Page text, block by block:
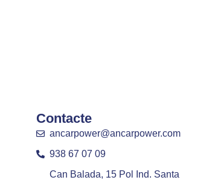
Contacte
ancarpower@ancarpower.com
938 67 07 09
Can Balada, 15 Pol Ind. Santa